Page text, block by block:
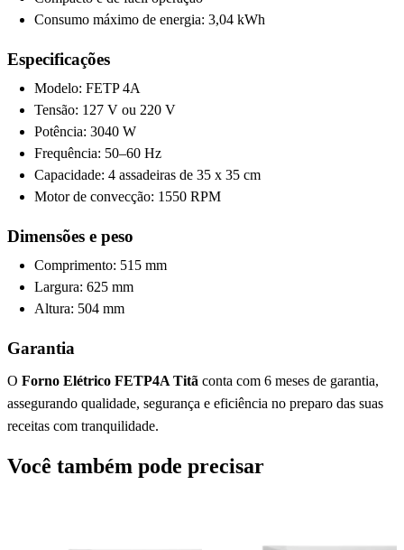
Consumo máximo de energia: 3,04 kWh
Especificações
Modelo: FETP 4A
Tensão: 127 V ou 220 V
Potência: 3040 W
Frequência: 50–60 Hz
Capacidade: 4 assadeiras de 35 x 35 cm
Motor de convecção: 1550 RPM
Dimensões e peso
Comprimento: 515 mm
Largura: 625 mm
Altura: 504 mm
Garantia
O Forno Elétrico FETP4A Titã conta com 6 meses de garantia,
assegurando qualidade, segurança e eficiência no preparo das suas
receitas com tranquilidade.
Você também pode precisar